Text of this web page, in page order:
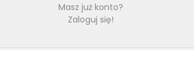
Masz już konto?
Zaloguj się!